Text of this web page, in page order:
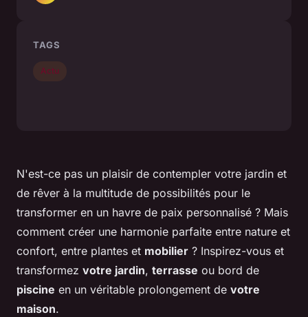
N'est-ce pas un plaisir de contempler votre jardin et
de rêver à la multitude de possibilités pour le
transformer en un havre de paix personnalisé ? Mais
comment créer une harmonie parfaite entre nature et
confort, entre plantes et mobilier ? Inspirez-vous et
transformez votre jardin, terrasse ou bord de
piscine en un véritable prolongement de votre
maison.
TAGS
Actu